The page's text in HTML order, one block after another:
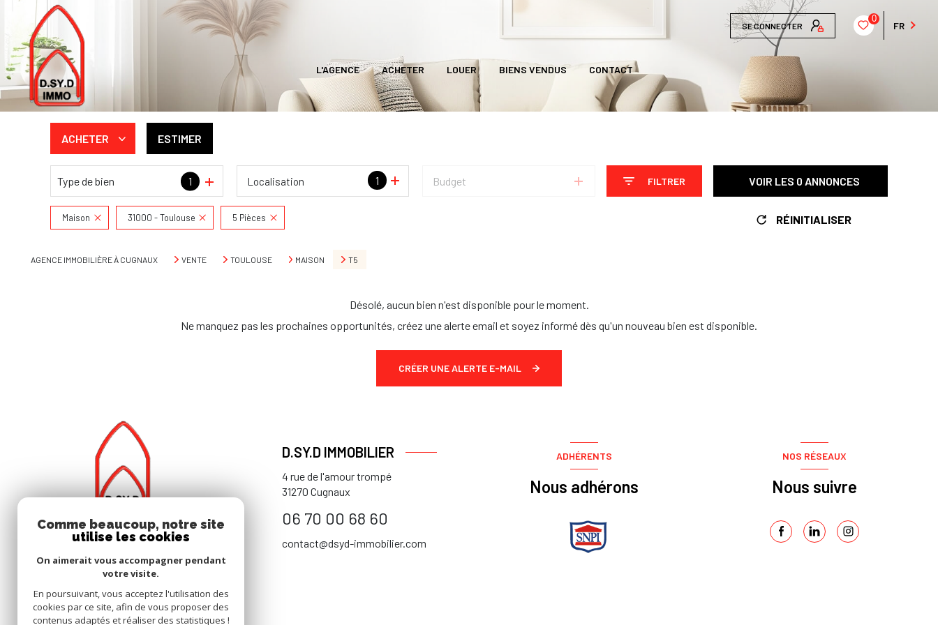
SE CONNECTER
0
FR
L'AGENCE ACHETER LOUER BIENS VENDUS CONTACT
ACHETER
De l'ancien
De l'immo pro
ESTIMER
Type de bien 1 1
Localisation Budget FILTRER VOIR LES 0 ANNONCES
Maison 31000 - Toulouse 5 Pièces RÉINITIALISER
AGENCE IMMOBILIÈRE À CUGNAUX VENTE TOULOUSE MAISON T5
Désolé, aucun bien n'est disponible pour le moment.
Ne manquez pas les prochaines opportunités, créez une alerte email et soyez informé dès qu'un nouveau bien est disponible.
CRÉER UNE ALERTE E-MAIL
D.SY.D IMMOBILIER
4 rue de l'amour trompé
31270 Cugnaux
06 70 00 68 60
contact@dsyd-immobilier.com
ADHÉRENTS
Nous adhérons
NOS RÉSEAUX
Nous suivre
Comme beaucoup, notre site
utilise les cookies
On aimerait vous accompagner pendant
votre visite.
En poursuivant, vous acceptez l'utilisation des
cookies par ce site, afin de vous proposer des
contenus adaptés et réaliser des statistiques !